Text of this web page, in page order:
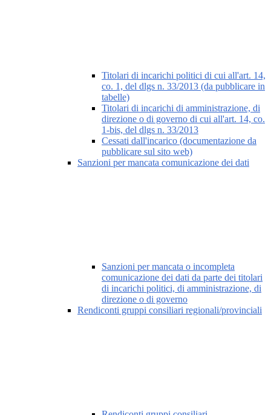
Titolari di incarichi politici di cui all'art. 14,
co. 1, del dlgs n. 33/2013 (da pubblicare in
tabelle)
Titolari di incarichi di amministrazione, di
direzione o di governo di cui all'art. 14, co.
1-bis, del dlgs n. 33/2013
Cessati dall'incarico (documentazione da
pubblicare sul sito web)
Sanzioni per mancata comunicazione dei dati
Sanzioni per mancata o incompleta
comunicazione dei dati da parte dei titolari
di incarichi politici, di amministrazione, di
direzione o di governo
Rendiconti gruppi consiliari regionali/provinciali